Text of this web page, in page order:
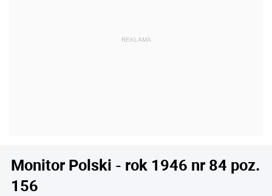
Monitor Polski - rok 1946 nr 84 poz.
156